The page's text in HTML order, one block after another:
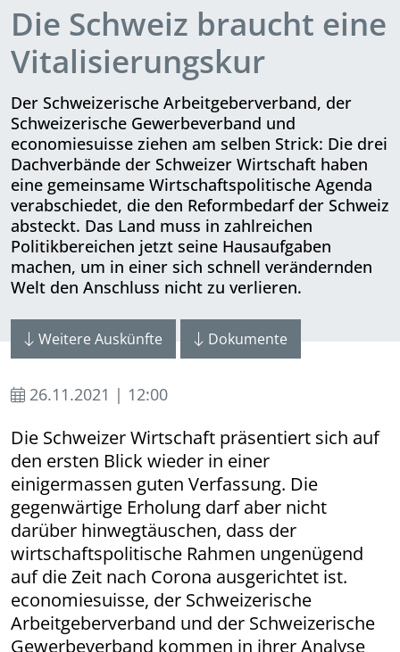
Die Schweiz braucht eine
Vitalisierungskur
Der Schweizerische Arbeitgeberverband, der
Schweizerische Gewerbeverband und
economiesuisse ziehen am selben Strick: Die drei
Dachverbände der Schweizer Wirtschaft haben
eine gemeinsame Wirtschaftspolitische Agenda
verabschiedet, die den Reformbedarf der Schweiz
absteckt. Das Land muss in zahlreichen
Politikbereichen jetzt seine Hausaufgaben
machen, um in einer sich schnell verändernden
Welt den Anschluss nicht zu verlieren.
Weitere Auskünfte Dokumente
26.11.2021 | 12:00
Die Schweizer Wirtschaft präsentiert sich auf
den ersten Blick wieder in einer
einigermassen guten Verfassung. Die
gegenwärtige Erholung darf aber nicht
darüber hinwegtäuschen, dass der
wirtschaftspolitische Rahmen ungenügend
auf die Zeit nach Corona ausgerichtet ist.
economiesuisse, der Schweizerische
Arbeitgeberverband und der Schweizerische
Gewerbeverband kommen in ihrer Analyse